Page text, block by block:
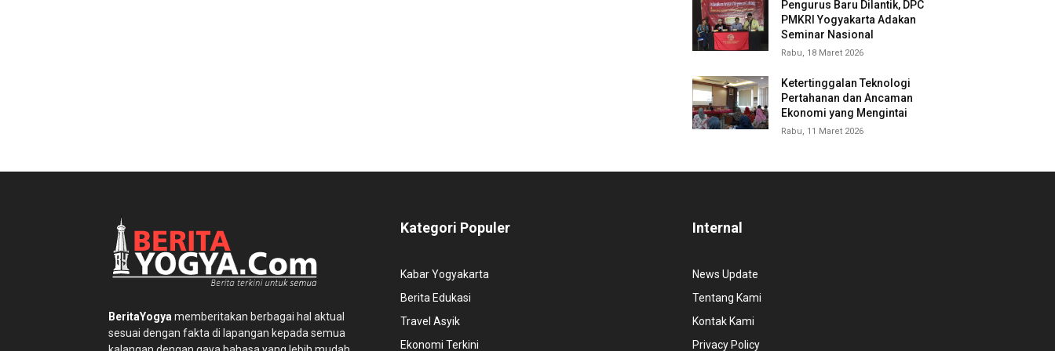
Pengurus Baru Dilantik, DPC
PMKRI Yogyakarta Adakan
Seminar Nasional
Rabu, 18 Maret 2026
Ketertinggalan Teknologi
Pertahanan dan Ancaman
Ekonomi yang Mengintai
Rabu, 11 Maret 2026
BeritaYogya memberitakan berbagai hal aktual
sesuai dengan fakta di lapangan kepada semua
Kategori Populer
Kabar Yogyakarta
Berita Edukasi
Travel Asyik
Ekonomi Terkini
Internal
News Update
Tentang Kami
Kontak Kami
Privacy Policy